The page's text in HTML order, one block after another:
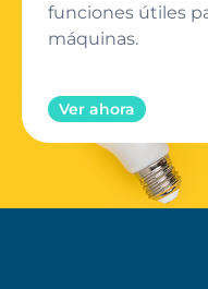
funciones útiles
máquinas.
Ver ahora